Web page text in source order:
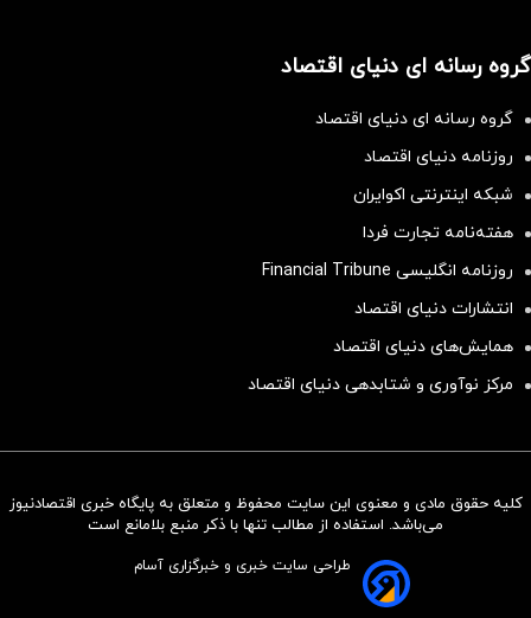
سرمایه‌گذاری همسنگ با شاخص
گروه رسانه ای دنیای اقتصاد
گروه رسانه ای دنیای اقتصاد
روزنامه دنیای اقتصاد
شبکه اینترنتی اکوایران
هفته‌نامه تجارت فردا
روزنامه انگلیسی Financial Tribune
انتشارات دنیای اقتصاد
همایش‌های دنیای اقتصاد
مرکز نوآوری و شتابدهی دنیای اقتصاد
کلیه حقوق مادی و معنوی این سایت محفوظ و متعلق به پایگاه خبری اقتصادنیوز
می‌باشد. استفاده از مطالب تنها با ذکر منبع بلامانع است
طراحی سایت خبری و خبرگزاری آسام